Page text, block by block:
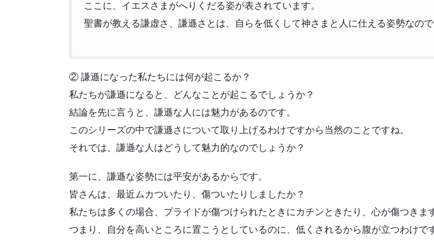
ここに、イエスさまがへりくだる姿が表されています。
聖書が教える謙虚さ、謙遜さとは、自らを低くして神さまと人に仕える姿勢なので
② 謙遜になった私たちには何が起こるか？
私たちが謙遜になると、どんなことが起こるでしょうか？
結論を先に言うと、謙遜な人には魅力があるのです。
このシリーズの中で謙遜さについて取り上げるわけですから当然のことですね。
それでは、謙遜な人はどうして魅力的なのでしょうか？
第一に、謙遜な姿勢には平安があるからです。
皆さんは、最近ムカついたり、傷ついたりしましたか？
私たちは多くの場合、プライドが傷つけられたときにカチンときたり、心が傷つきま
つまり、自分を高いところに置こうとしているのに、低くされるから腹が立つわけで